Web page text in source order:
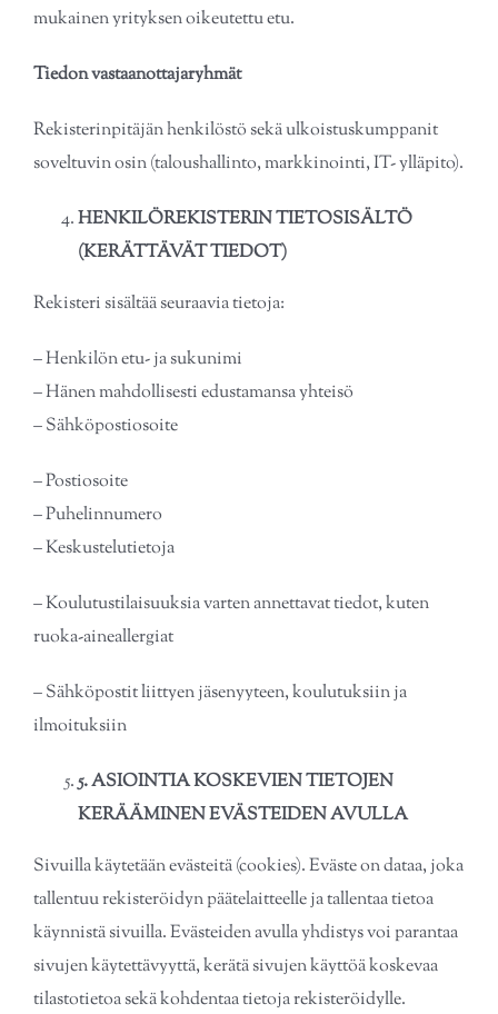
mukainen yrityksen oikeutettu etu.
Tiedon vastaanottajaryhmät
Rekisterinpitäjän henkilöstö sekä ulkoistuskumppanit
soveltuvin osin (taloushallinto, markkinointi, IT- ylläpito).
HENKILÖREKISTERIN TIETOSISÄLTÖ
(KERÄTTÄVÄT TIEDOT)
Rekisteri sisältää seuraavia tietoja:
– Henkilön etu- ja sukunimi
– Hänen mahdollisesti edustamansa yhteisö
– Sähköpostiosoite
– Postiosoite
– Puhelinnumero
– Keskustelutietoja
– Koulutustilaisuuksia varten annettavat tiedot, kuten
ruoka-aineallergiat
– Sähköpostit liittyen jäsenyyteen, koulutuksiin ja
ilmoituksiin
5. ASIOINTIA KOSKEVIEN TIETOJEN
KERÄÄMINEN EVÄSTEIDEN AVULLA
Sivuilla käytetään evästeitä (cookies). Eväste on dataa, joka
tallentuu rekisteröidyn päätelaitteelle ja tallentaa tietoa
käynnistä sivuilla. Evästeiden avulla yhdistys voi parantaa
sivujen käytettävyyttä, kerätä sivujen käyttöä koskevaa
tilastotietoa sekä kohdentaa tietoja rekisteröidylle.